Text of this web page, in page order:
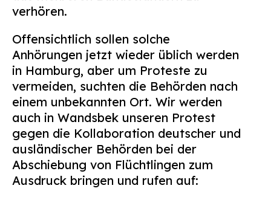
verhören.
Offensichtlich sollen solche
Anhörungen jetzt wieder üblich werden
in Hamburg, aber um Proteste zu
vermeiden, suchten die Behörden nach
einem unbekannten Ort. Wir werden
auch in Wandsbek unseren Protest
gegen die Kollaboration deutscher und
ausländischer Behörden bei der
Abschiebung von Flüchtlingen zum
Ausdruck bringen und rufen auf: